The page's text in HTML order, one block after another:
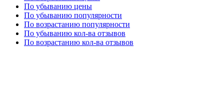
По убыванию цены
По убыванию популярности
По возрастанию популярности
По убыванию кол-ва отзывов
По возрастанию кол-ва отзывов